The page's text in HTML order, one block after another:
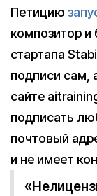
Петицию
композитор
стартапа
подписи сам,
сайте
подписать
почтовый
и не имеет